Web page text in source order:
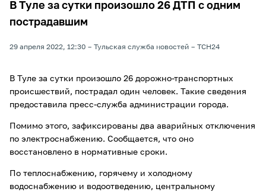
В Туле за сутки произошло 26 ДТП с одним
пострадавшим
29 апреля 2022, 12:30 Тульская служба новостей ТСН24
В Туле за сутки произошло 26 дорожно-транспортных
происшествий, пострадал один человек. Такие сведения
предоставила пресс-служба администрации города.
Помимо этого, зафиксированы два аварийных отключения
по электроснабжению. Сообщается, что оно
восстановлено в нормативные сроки.
По теплоснабжению, горячему и холодному
водоснабжению и водоотведению, центральному